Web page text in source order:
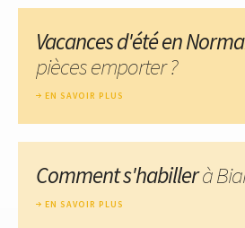
Vacances d'été en
pièces emporter ?
EN SAVOIR PLUS
Comment s'habillerà
EN SAVOIR PLUS